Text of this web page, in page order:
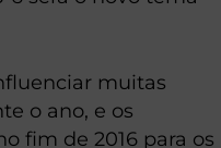
muitas
o ano, e os
fim de 2016 para os